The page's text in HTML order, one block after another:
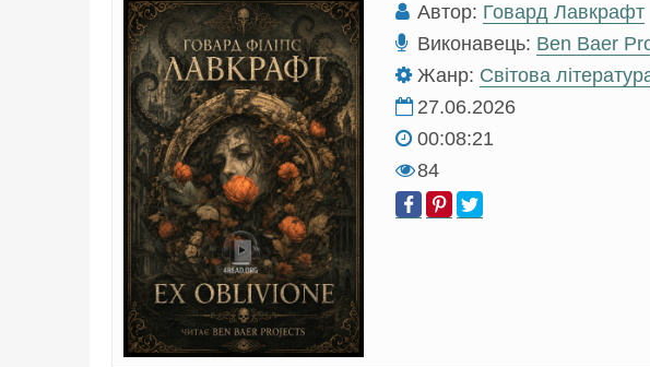
Автор: Говард Лавкрафт
Виконавець: Ben Baer
Жанр: Світова
27.06.2026
00:08:21
84